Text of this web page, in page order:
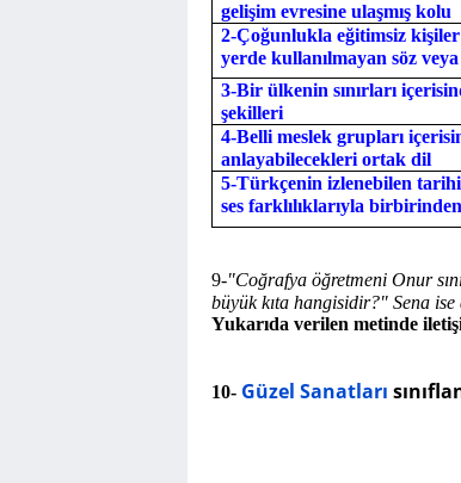
gelişim evresine ulaşmış kolu
2-Çoğunlukla eğitimsiz
yerde kullanılmayan söz
3-Bir ülkenin sınırları
şekilleri
4-Belli meslek grupları
anlayabilecekleri ortak dil
5-Türkçenin izlenebilen
ses farklılıklarıyla
9-"Coğrafya öğretmeni Onur
büyük kıta hangisidir?" Sena
Yukarıda verilen metinde
10- Güzel Sanatları